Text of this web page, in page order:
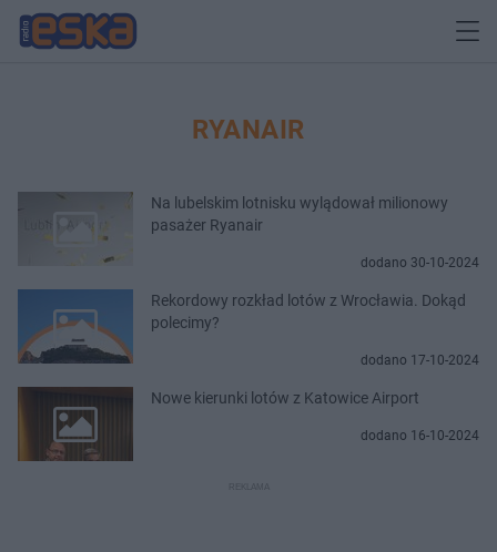
RYANAIR
Na lubelskim lotnisku wylądował milionowy
pasażer Ryanair
dodano 30-10-2024
Rekordowy rozkład lotów z Wrocławia. Dokąd
polecimy?
dodano 17-10-2024
Nowe kierunki lotów z Katowice Airport
dodano 16-10-2024